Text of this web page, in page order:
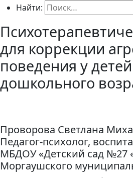
Найти:
для коррекции
поведения у детей
дошкольного
Проворова Светлана
Педагог-психолог,
МБДОУ «Детский сад №27
Моргаушского